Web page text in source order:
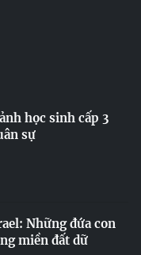
học sinh cấp 3
sự
Những đứa con
miền đất dữ